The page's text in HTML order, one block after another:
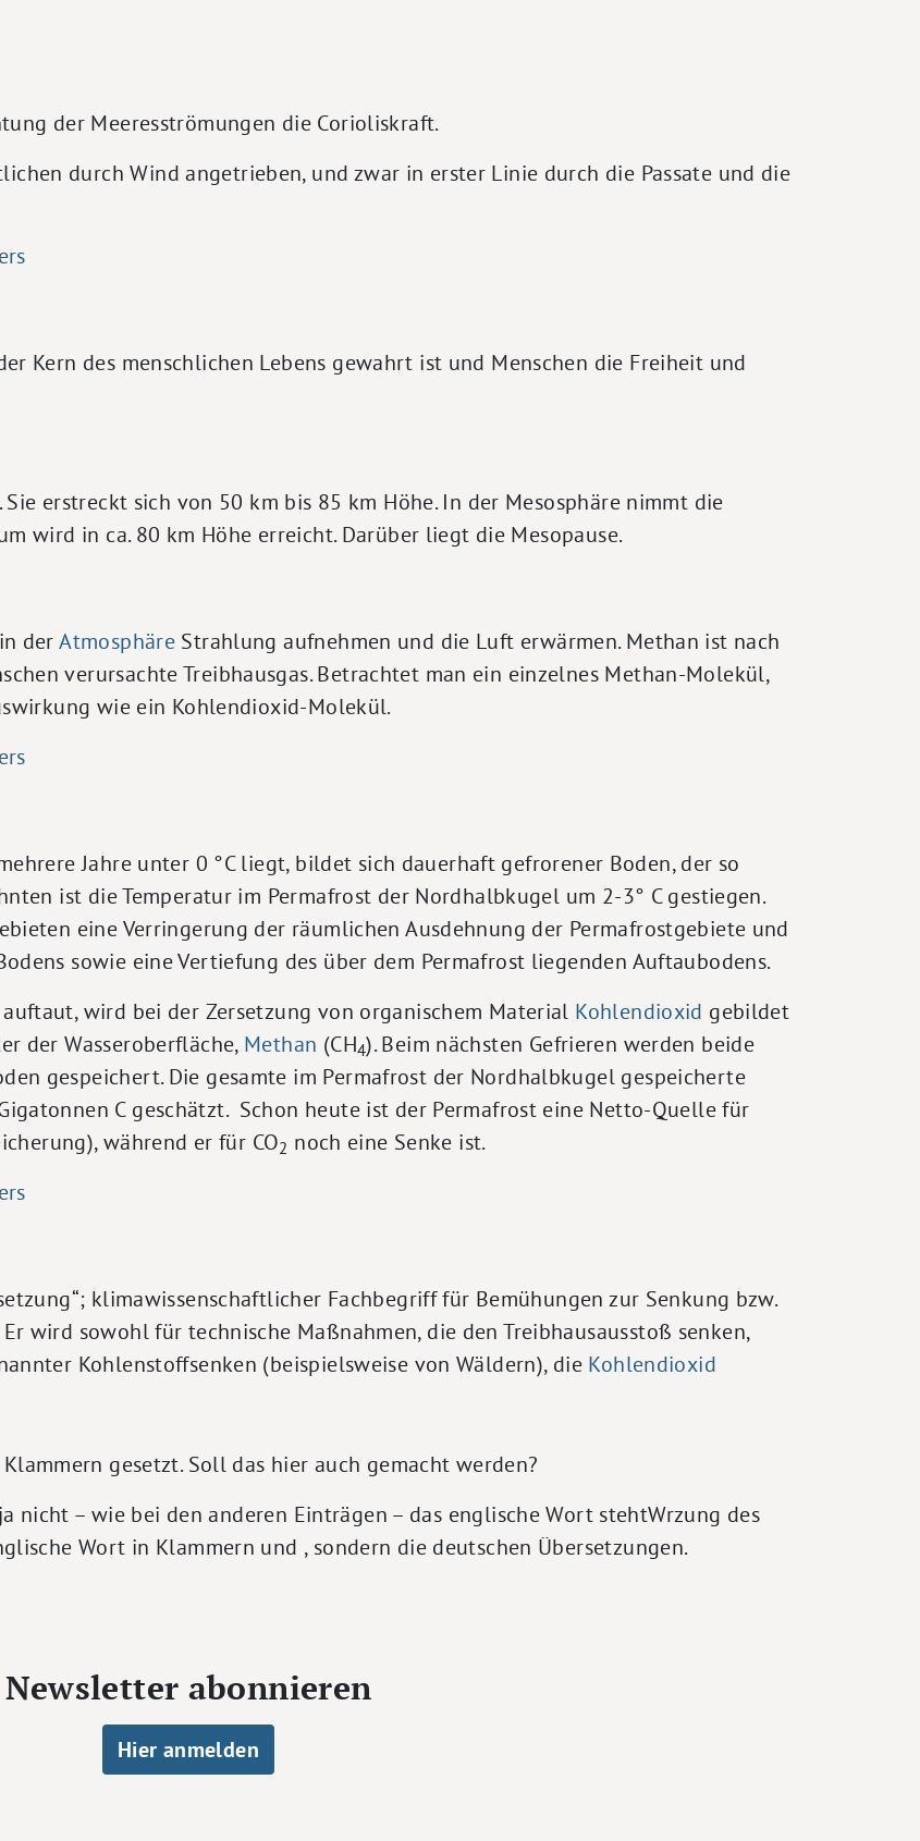
der Meeresströmungen die Corioliskraft.
durch Wind angetrieben, und zwar in erster Linie durch die Passate und die
Kern des menschlichen Lebens gewahrt ist und Menschen die Freiheit und
. Sie erstreckt sich von 50 km bis 85 km Höhe. In der Mesosphäre nimmt die
wird in ca. 80 km Höhe erreicht. Darüber liegt die Mesopause.
derAtmosphäre Strahlung aufnehmen und die Luft erwärmen. Methan ist nach
verursachte Treibhausgas. Betrachtet man ein einzelnes Methan-Molekül,
wie ein Kohlendioxid-Molekül.
Jahre unter 0 °C liegt, bildet sich dauerhaft gefrorener Boden, der so
ist die Temperatur im Permafrost der Nordhalbkugel um 2-3° C gestiegen.
eine Verringerung der räumlichen Ausdehnung der Permafrostgebiete und
sowie eine Vertiefung des über dem Permafrost liegenden Auftaubodens.
wird bei der Zersetzung von organischem Material Kohlendioxid gebildet
der Wasseroberfläche, Methan (CH4). Beim nächsten Gefrieren werden beide
gespeichert. Die gesamte im Permafrost der Nordhalbkugel gespeicherte
C geschätzt. Schon heute ist der Permafrost eine Netto-Quelle für
während er für CO2 noch eine Senke ist.
klimawissenschaftlicher Fachbegriff für Bemühungen zur Senkung bzw.
wird sowohl für technische Maßnahmen, die den Treibhausausstoß senken,
Kohlenstoffsenken (beispielsweise von Wäldern), die Kohlendioxid
gesetzt. Soll das hier auch gemacht werden?
nicht – wie bei den anderen Einträgen – das englische Wort stehtWrzung des
Wort in Klammern und , sondern die deutschen Übersetzungen.
Newsletter abonnieren
Hier anmelden